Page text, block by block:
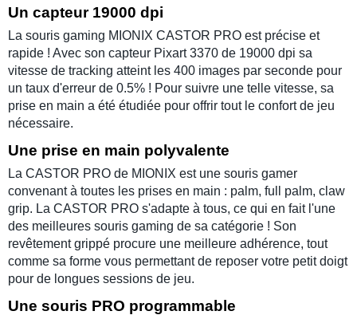
Un capteur 19000 dpi
La souris gaming MIONIX CASTOR PRO est précise et
rapide ! Avec son capteur Pixart 3370 de 19000 dpi sa
vitesse de tracking atteint les 400 images par seconde pour
un taux d'erreur de 0.5% ! Pour suivre une telle vitesse, sa
prise en main a été étudiée pour offrir tout le confort de jeu
nécessaire.
Une prise en main polyvalente
La CASTOR PRO de MIONIX est une souris gamer
convenant à toutes les prises en main : palm, full palm, claw
grip. La CASTOR PRO s'adapte à tous, ce qui en fait l'une
des meilleures souris gaming de sa catégorie ! Son
revêtement grippé procure une meilleure adhérence, tout
comme sa forme vous permettant de reposer votre petit doigt
pour de longues sessions de jeu.
Une souris PRO programmable